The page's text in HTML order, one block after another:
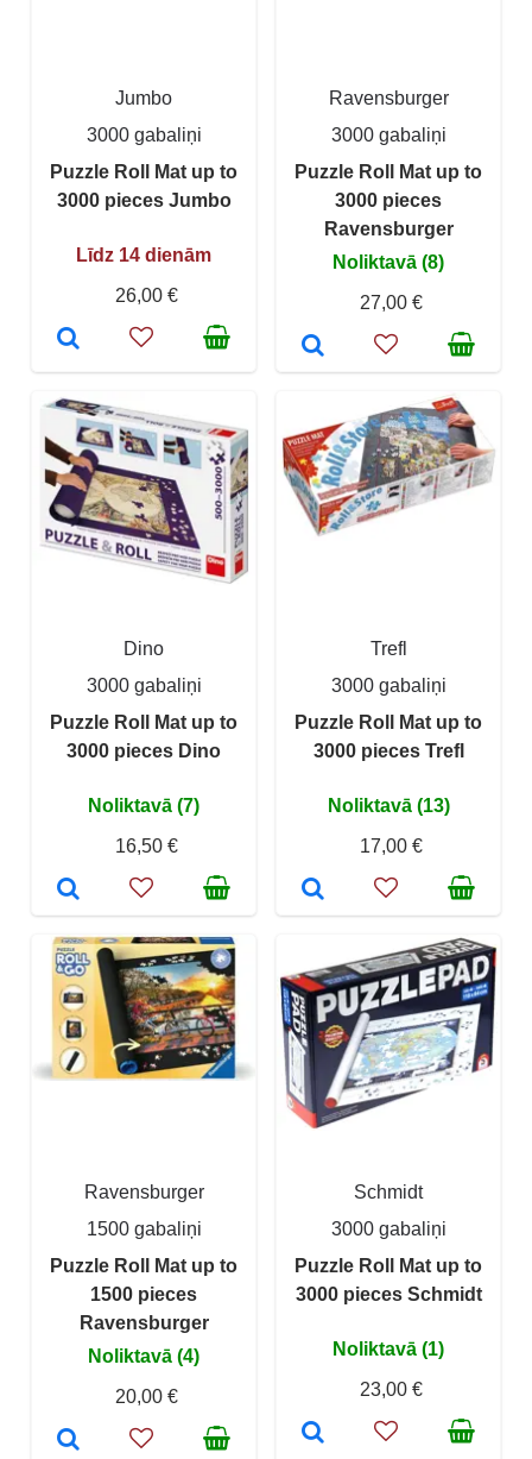
Jumbo
3000 gabaliņi
Puzzle Roll Mat up to
3000 pieces Jumbo
Līdz 14 dienām
26,00 €
Ravensburger
3000 gabaliņi
Puzzle Roll Mat up to
3000 pieces
Ravensburger
Noliktavā (8)
27,00 €
Dino
3000 gabaliņi
Puzzle Roll Mat up to
3000 pieces Dino
Noliktavā (7)
16,50 €
Trefl
3000 gabaliņi
Puzzle Roll Mat up to
3000 pieces Trefl
Noliktavā (13)
17,00 €
Ravensburger
1500 gabaliņi
Puzzle Roll Mat up to
1500 pieces
Ravensburger
Noliktavā (4)
20,00 €
Schmidt
3000 gabaliņi
Puzzle Roll Mat up to
3000 pieces Schmidt
Noliktavā (1)
23,00 €